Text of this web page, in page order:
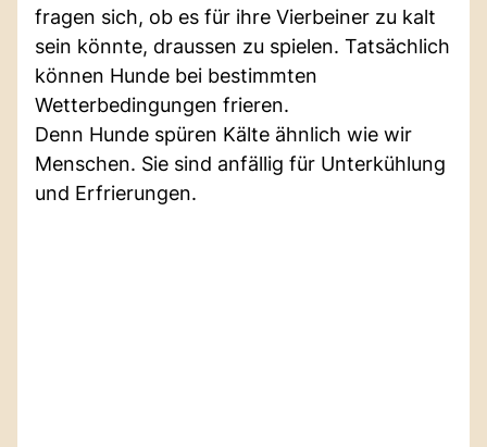
fragen sich, ob es für ihre Vierbeiner zu kalt
sein könnte, draussen zu spielen. Tatsächlich
können Hunde bei bestimmten
Wetterbedingungen frieren.
Denn Hunde spüren Kälte ähnlich wie wir
Menschen. Sie sind anfällig für Unterkühlung
und Erfrierungen.